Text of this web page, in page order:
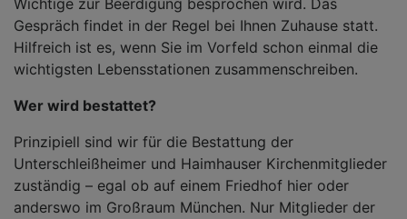
Wichtige zur Beerdigung besprochen wird. Das
Gespräch findet in der Regel bei Ihnen Zuhause statt.
Hilfreich ist es, wenn Sie im Vorfeld schon einmal die
wichtigsten Lebensstationen zusammenschreiben.
Wer wird bestattet?
Prinzipiell sind wir für die Bestattung der
Unterschleißheimer und Haimhauser Kirchenmitglieder
zuständig – egal ob auf einem Friedhof hier oder
anderswo im Großraum München. Nur Mitglieder der